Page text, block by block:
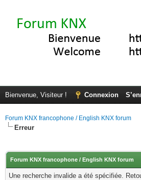
Bienvenue, Visiteur ! Connexion
Forum KNX francophone / English KNX forum
Erreur
Forum KNX francophone / English KNX forum
Une recherche invalide a été spécifiée.